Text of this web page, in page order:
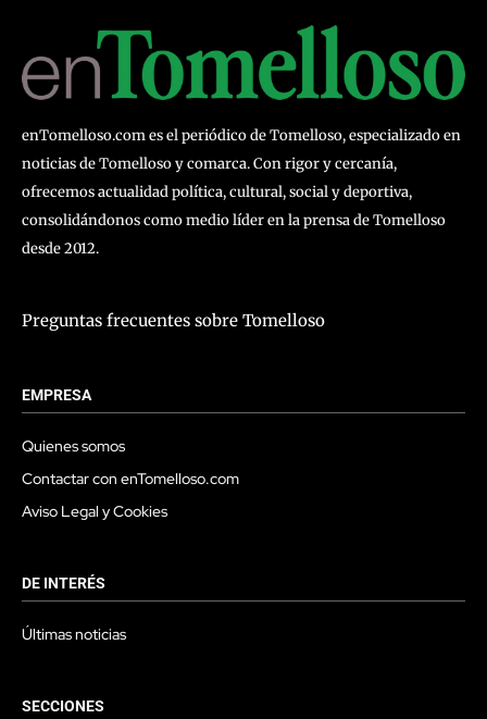
enTomelloso.com es el periódico de Tomelloso, especializado en
noticias de Tomelloso y comarca. Con rigor y cercanía,
ofrecemos actualidad política, cultural, social y deportiva,
consolidándonos como medio líder en la prensa de Tomelloso
desde 2012.
Preguntas frecuentes sobre Tomelloso
EMPRESA
Quienes somos
Contactar con enTomelloso.com
Aviso Legal y Cookies
DE INTERÉS
Últimas noticias
SECCIONES